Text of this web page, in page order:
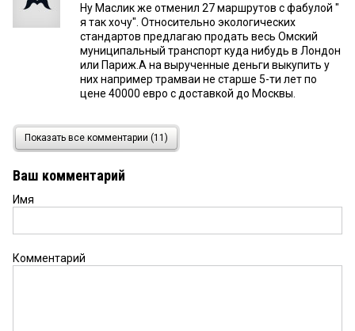
Ну Маслик же отменил 27 маршрутов с фабулой "
я так хочу". Относительно экологических
стандартов предлагаю продать весь Омский
муниципальный транспорт куда нибудь в Лондон
или Париж.А на вырученные деньги выкупить у
них например трамваи не старше 5-ти лет по
цене 40000 евро с доставкой до Москвы.
12 января 2018 в 01:49:
Хотелось бы понять, как можно отменить
решений, принятых в 2016 и 2017 гг?А еще такой
экология улучшилась бы от перевода на Евро-4?
и последующего продвижения в другие страны
этого и других стандартов. Если есть сомнения,
предлагаю посчитать и опубликовать
Показать все комментарии (11)
Ваш комментарий
Имя
Комментарий